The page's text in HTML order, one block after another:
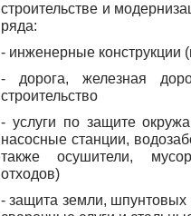
строительстве и
ряда:
- инженерные конструкции
- дорога, железная
строительство
- услуги по защите
насосные станции,
также осушители,
отходов)
- защита земли, шпунтовых